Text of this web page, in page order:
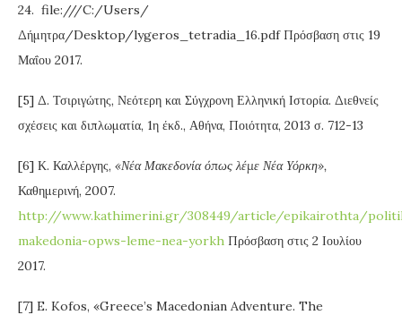
24. file:///C:/Users/
Δήμητρα/Desktop/lygeros_tetradia_16.pdf Πρόσβαση στις 19
Μαΐου 2017.
[5] Δ. Τσιριγώτης, Νεότερη και Σύγχρονη Ελληνική Ιστορία. Διεθνείς
σχέσεις και διπλωματία, 1η έκδ., Αθήνα, Ποιότητα, 2013 σ. 712-13
[6] Κ. Καλλέργης, «Νέα Μακεδονία όπως λέμε Νέα Υόρκη»,
Καθημερινή, 2007.
http://www.kathimerini.gr/308449/article/epikairothta/
makedonia-opws-leme-nea-yorkh Πρόσβαση στις 2 Ιουλίου
2017.
[7] E. Kofos, «Greece’s Macedonian Adventure. The